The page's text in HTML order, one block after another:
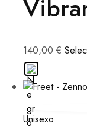
140,00 €
Unisexo